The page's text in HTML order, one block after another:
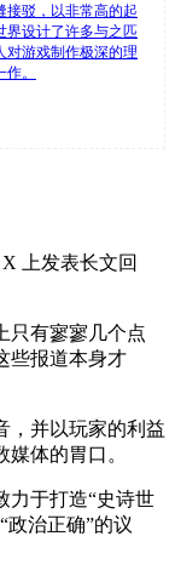
接驳，以非常高的起
界设计了许多与之匹
对游戏制作极深的理
。
上发表长文回
只有寥寥几个点
些报道本身才
，并以玩家的利益
体的胃口。
力于打造“史诗世
政治正确”的议